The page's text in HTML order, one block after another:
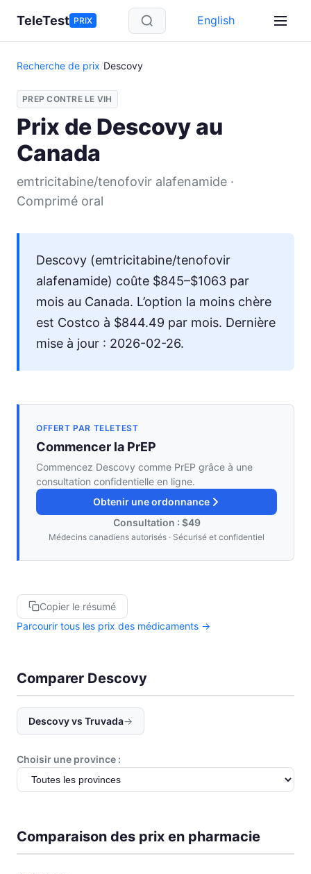
Aller au contenu principal
TeleTest PRIX English
Recherche de prix/Descovy
PREP CONTRE LE VIH
Prix de Descovy au
Canada
emtricitabine/tenofovir alafenamide ·
Comprimé oral
Descovy (emtricitabine/tenofovir
alafenamide) coûte $845–$1063 par
mois au Canada. L’option la moins chère
est Costco à $844.49 par mois. Dernière
mise à jour : 2026-02-26.
OFFERT PAR TELETEST
Commencer la PrEP
Commencez Descovy comme PrEP grâce à une
consultation confidentielle en ligne.
Obtenir une ordonnance
Consultation : $49
Médecins canadiens autorisés · Sécurisé et confidentiel
Copier le résumé
Parcourir tous les prix des médicaments →
Comparer Descovy
Descovy vs Truvada→
Choisir une province :
Comparaison des prix en pharmacie